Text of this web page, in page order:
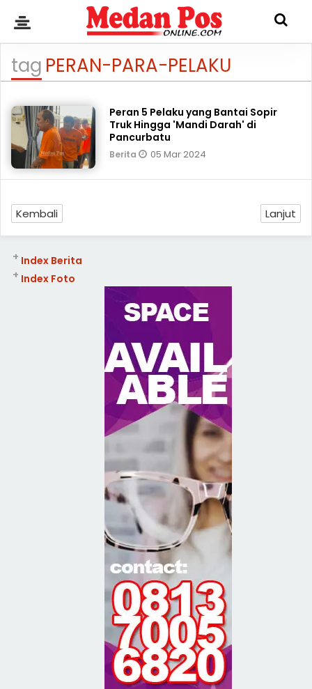
tag PERAN-PARA-PELAKU
Peran 5 Pelaku yang Bantai Sopir
Truk Hingga 'Mandi Darah' di
Pancurbatu
Berita 05 Mar 2024
Kembali Lanjut
Index Berita
+
Index Foto
+